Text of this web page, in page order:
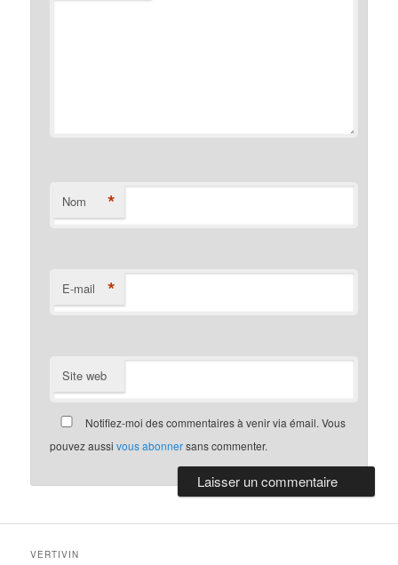
Nom *
E-mail *
Site web
Notifiez-moi des commentaires à venir via émail. Vous
pouvez aussivous abonnersans commenter.
VERTIVIN